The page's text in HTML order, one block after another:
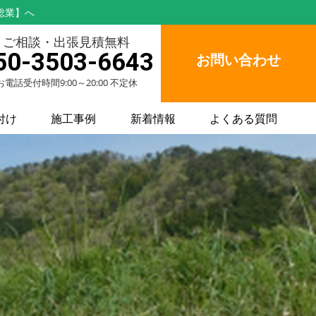
業】へ
ご相談・出張見積無料
3503-6643
電話受付時間9:00～20:00 不定休
お問い合わせ
け 施工事例 新着情報 よくある質問